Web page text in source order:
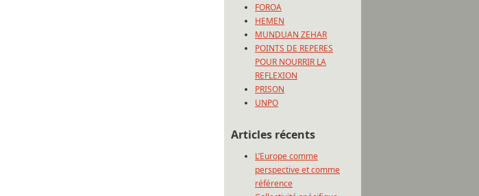
FOROA
HEMEN
MUNDUAN ZEHAR
POINTS DE REPERES
POUR NOURRIR LA
REFLEXION
PRISON
UNPO
Articles récents
L’Europe comme
perspective et comme
référence